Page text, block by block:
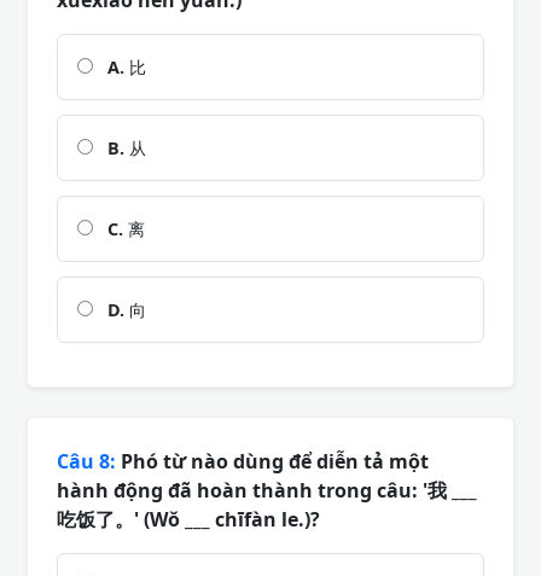
A. 比
B. 从
C. 离
D. 向
Câu 8: Phó từ nào dùng để diễn tả một
hành động đã hoàn thành trong câu: '我 ___
吃饭了。' (Wǒ ___ chīfàn le.)?